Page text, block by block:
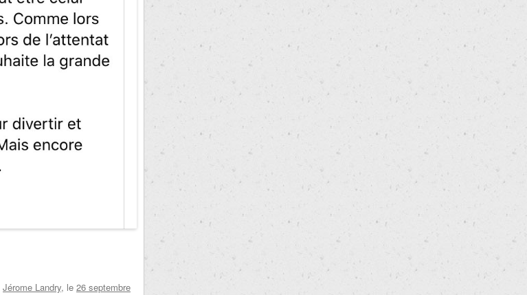
Jérome Landry, le 26 septembre